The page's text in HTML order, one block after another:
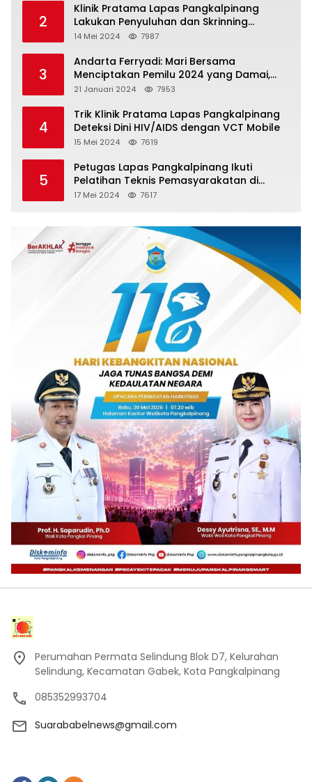
2
Klinik Pratama Lapas Pangkalpinang
Lakukan Penyuluhan dan Skrinning
Kesehatan Jiwa Bagi Warga Binaan
14 Mei 2024 7987
3
Andarta Ferryadi: Mari Bersama
Menciptakan Pemilu 2024 yang Damai,
Jujur dan Adil.
21 Januari 2024 7953
4
Trik Klinik Pratama Lapas Pangkalpinang
Deteksi Dini HIV/AIDS dengan VCT Mobile
15 Mei 2024 7619
5
Petugas Lapas Pangkalpinang Ikuti
Pelatihan Teknis Pemasyarakatan di
Batam
17 Mei 2024 7617
Perumahan Permata Selindung Blok D7, Kelurahan
Selindung, Kecamatan Gabek, Kota Pangkalpinang
085352993704
Suarababelnews@gmail.com